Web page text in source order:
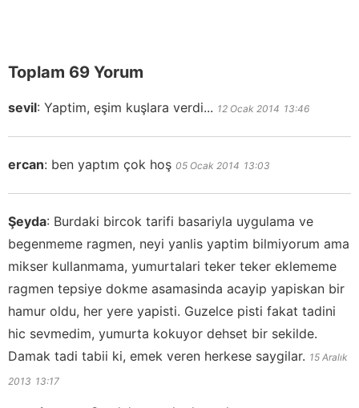
Toplam 69 Yorum
sevil: Yaptim, eşim kuşlara verdi... 12 Ocak 2014 13:46
ercan: ben yaptım çok hoş 05 Ocak 2014 13:03
Şeyda: Burdaki bircok tarifi basariyla uygulama ve
begenmeme ragmen, neyi yanlis yaptim bilmiyorum ama
mikser kullanmama, yumurtalari teker teker eklememe
ragmen tepsiye dokme asamasinda acayip yapiskan bir
hamur oldu, her yere yapisti. Guzelce pisti fakat tadini
hic sevmedim, yumurta kokuyor dehset bir sekilde.
Damak tadi tabii ki, emek veren herkese saygilar. 15 Aralık
2013 13:17